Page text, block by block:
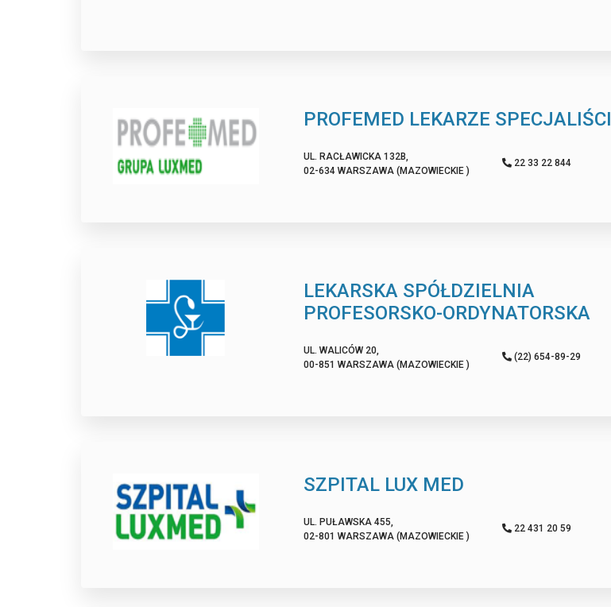
PROFEMED LEKARZE SPECJALIŚCI
UL. RACŁAWICKA 132B,
02-634 WARSZAWA (MAZOWIECKIE )
22 33 22 844
LEKARSKA SPÓŁDZIELNIA
PROFESORSKO-ORDYNATORSKA
UL. WALICÓW 20,
00-851 WARSZAWA (MAZOWIECKIE )
(22) 654-89-29
SZPITAL LUX MED
UL. PUŁAWSKA 455,
02-801 WARSZAWA (MAZOWIECKIE )
22 431 20 59